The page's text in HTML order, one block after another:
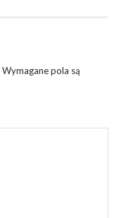
Wymagane pola są